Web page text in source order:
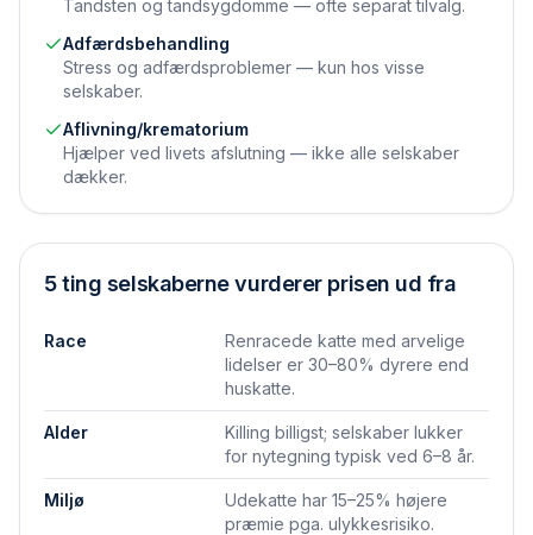
Tandsten og tandsygdomme — ofte separat tilvalg.
Adfærds­behandling
Stress og adfærdsproblemer — kun hos visse
selskaber.
Aflivning/krematorium
Hjælper ved livets afslutning — ikke alle selskaber
dækker.
5 ting selskaberne vurderer prisen ud fra
Race
Renracede katte med arvelige
lidelser er 30–80% dyrere end
huskatte.
Alder
Killing billigst; selskaber lukker
for nytegning typisk ved 6–8 år.
Miljø
Udekatte har 15–25% højere
præmie pga. ulykkesrisiko.